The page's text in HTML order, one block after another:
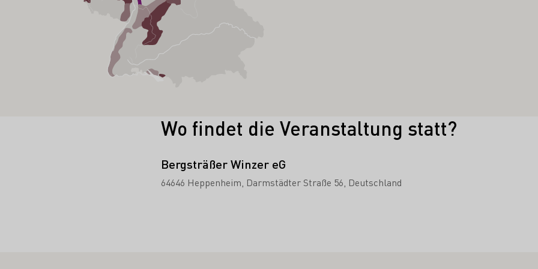
Wo findet die Veranstaltung statt?
Bergsträßer Winzer eG
64646 Heppenheim Darmstädter Straße 56 Deutschland